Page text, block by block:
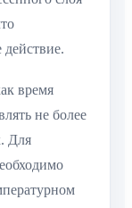
действие.
время
не более
Для